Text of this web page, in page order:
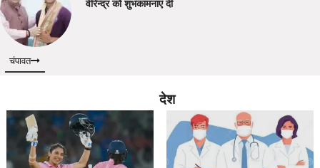
वीरेन्द्र को शुभकामनाएं दी
चंपावत
देश